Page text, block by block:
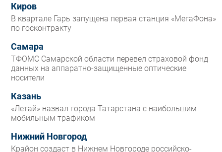
Киров
В квартале Гарь запущена первая станция «МегаФона»
по госконтракту
Самара
ТФОМС Самарской области перевел страховой фонд
данных на аппаратно-защищенные оптические
носители
Казань
«Летай» назвал города Татарстана с наибольшим
мобильным трафиком
Нижний Новгород
Крайон создаст в Нижнем Новгороде российско-